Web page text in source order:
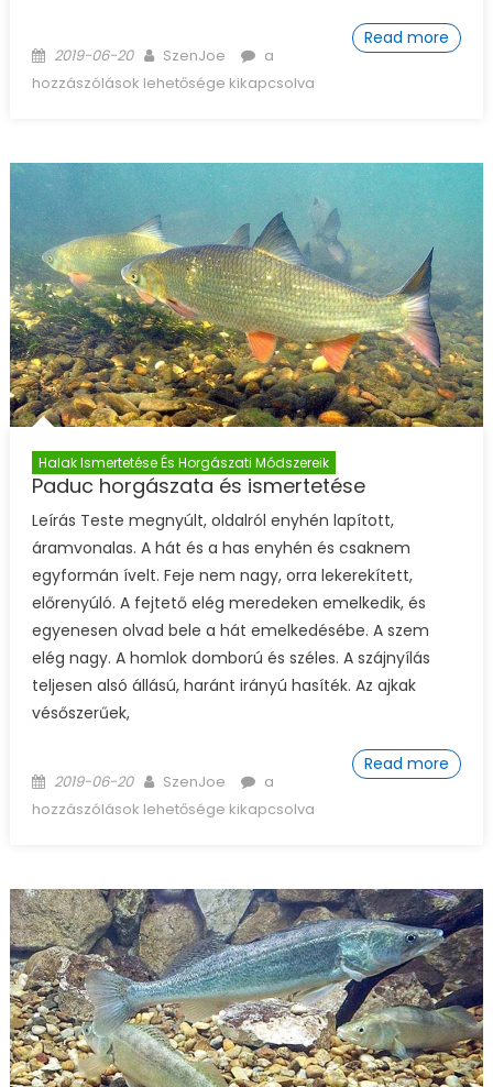
Read more
Posted on
2019-06-20 Author
SzenJoe
Afrikai harcsa horgászata
ismertetése bejegyzéshez
a
hozzászólások lehetősége kikapcsolva
Halak Ismertetése És Horgászati Módszereik
Paduc horgászata és ismertetése
Leírás Teste megnyúlt, oldalról enyhén lapított,
áramvonalas. A hát és a has enyhén és csaknem
egyformán ívelt. Feje nem nagy, orra lekerekített,
előrenyúló. A fejtető elég meredeken emelkedik, és
egyenesen olvad bele a hát emelkedésébe. A szem
elég nagy. A homlok domború és széles. A szájnyílás
teljesen alsó állású, haránt irányú hasíték. Az ajkak
vésőszerűek,
Read more
Posted on
2019-06-20 Author
SzenJoe
Paduc horgászata és
ismertetése bejegyzéshez
a
hozzászólások lehetősége kikapcsolva